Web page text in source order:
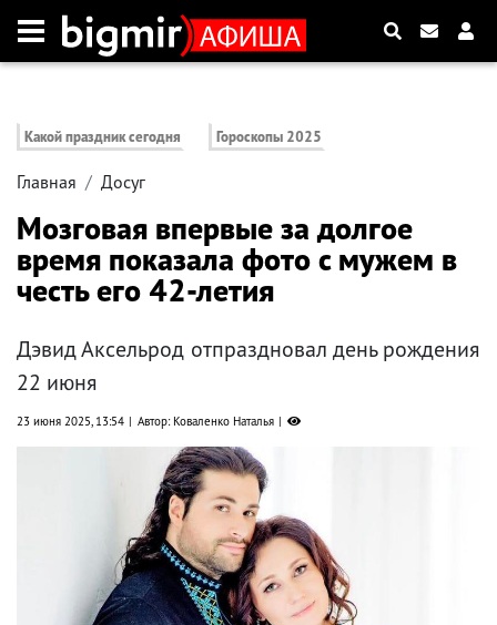
Какой праздник сегодня Гороскопы 2025
Главная Досуг
Мозговая впервые за долгое
время показала фото с мужем в
честь его 42-летия
Дэвид Аксельрод отпраздновал день рождения
22 июня
23 июня 2025, 13:54 Автор: Коваленко Наталья